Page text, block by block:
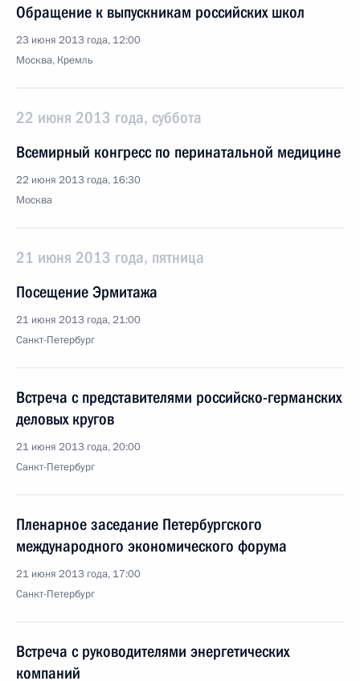
Обращение к выпускникам российских школ
23 июня 2013 года, 12:00
Москва, Кремль
22 июня 2013 года, суббота
Всемирный конгресс по перинатальной медицине
22 июня 2013 года, 16:30
Москва
21 июня 2013 года, пятница
Посещение Эрмитажа
21 июня 2013 года, 21:00
Санкт-Петербург
Встреча с представителями российско-германских
деловых кругов
21 июня 2013 года, 20:00
Санкт-Петербург
Пленарное заседание Петербургского
международного экономического форума
21 июня 2013 года, 17:00
Санкт-Петербург
Встреча с руководителями энергетических
компаний